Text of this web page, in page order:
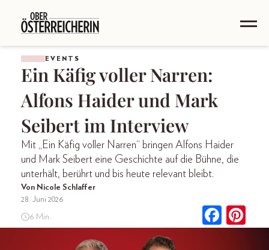
EVENTS
Ein Käfig voller Narren:
Alfons Haider und Mark
Seibert im Interview
Mit „Ein Käfig voller Narren“ bringen Alfons Haider
und Mark Seibert eine Geschichte auf die Bühne, die
unterhält, berührt und bis heute relevant bleibt.
Von Nicole Schlaffer
28. Juni 2026
6 Min.